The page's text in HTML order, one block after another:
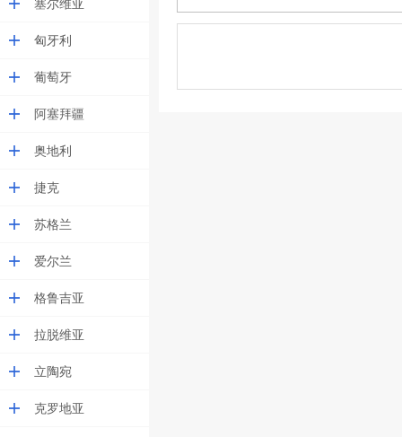
塞尔维亚
匈牙利
葡萄牙
阿塞拜疆
奥地利
捷克
苏格兰
爱尔兰
格鲁吉亚
拉脱维亚
立陶宛
克罗地亚